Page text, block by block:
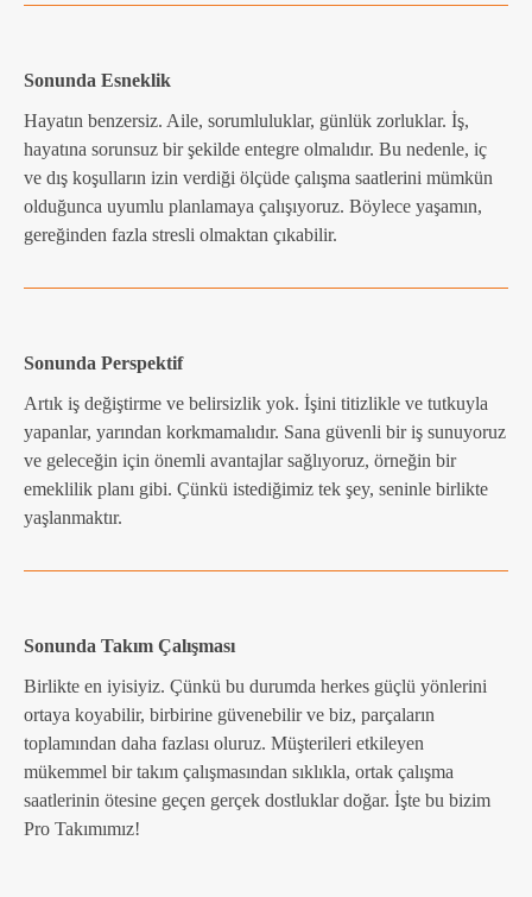
Sonunda Esneklik
Hayatın benzersiz. Aile, sorumluluklar, günlük zorluklar. İş,
hayatına sorunsuz bir şekilde entegre olmalıdır. Bu nedenle, iç
ve dış koşulların izin verdiği ölçüde çalışma saatlerini mümkün
olduğunca uyumlu planlamaya çalışıyoruz. Böylece yaşamın,
gereğinden fazla stresli olmaktan çıkabilir.
Sonunda Perspektif
Artık iş değiştirme ve belirsizlik yok. İşini titizlikle ve tutkuyla
yapanlar, yarından korkmamalıdır. Sana güvenli bir iş sunuyoruz
ve geleceğin için önemli avantajlar sağlıyoruz, örneğin bir
emeklilik planı gibi. Çünkü istediğimiz tek şey, seninle birlikte
yaşlanmaktır.
Sonunda Takım Çalışması
Birlikte en iyisiyiz. Çünkü bu durumda herkes güçlü yönlerini
ortaya koyabilir, birbirine güvenebilir ve biz, parçaların
toplamından daha fazlası oluruz. Müşterileri etkileyen
mükemmel bir takım çalışmasından sıklıkla, ortak çalışma
saatlerinin ötesine geçen gerçek dostluklar doğar. İşte bu bizim
Pro Takımımız!